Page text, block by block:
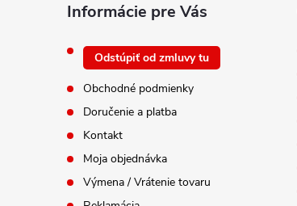
Informácie pre Vás
Odstúpiť od zmluvy tu
Obchodné podmienky
Doručenie a platba
Kontakt
Moja objednávka
Výmena / Vrátenie tovaru